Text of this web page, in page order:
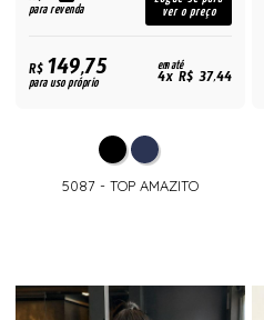
para revenda
ver o preço
R$149,75
para uso próprio
em até
4x R$ 37,44
5087 - TOP AMAZITO